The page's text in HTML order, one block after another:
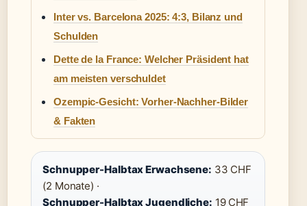
Inter vs. Barcelona 2025: 4:3, Bilanz und
Schulden
Dette de la France: Welcher Präsident hat
am meisten verschuldet
Ozempic-Gesicht: Vorher-Nachher-Bilder
& Fakten
Schnupper-Halbtax Erwachsene: 33 CHF
(2 Monate) ·
Schnupper-Halbtax Jugendliche: 19 CHF